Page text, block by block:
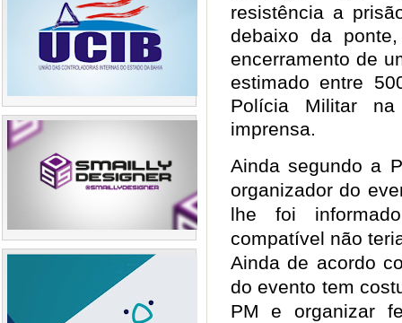
resistência a
debaixo da
encerramento de
estimado entre
Polícia Militar na
imprensa.
Ainda segundo a
organizador do
lhe foi
compatível não
Ainda de acordo
do evento tem
PM e organizar